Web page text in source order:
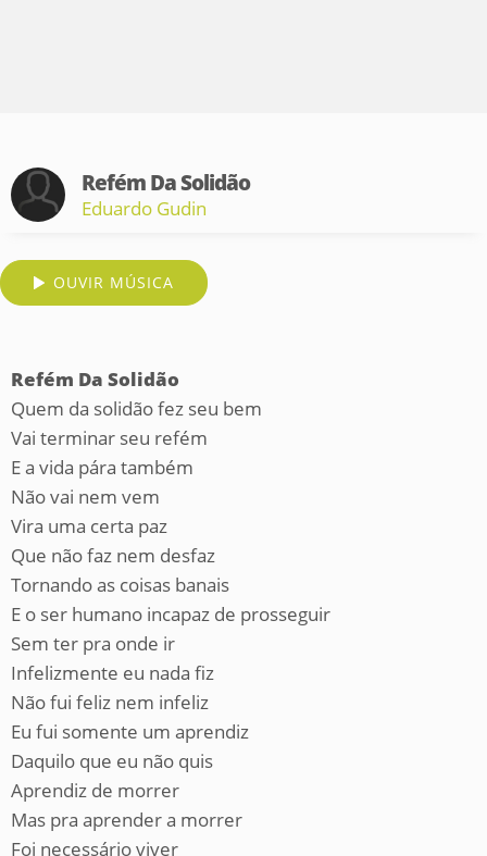
Refém Da Solidão
Eduardo Gudin
OUVIR MÚSICA
Refém Da Solidão
Quem da solidão fez seu bem
Vai terminar seu refém
E a vida pára também
Não vai nem vem
Vira uma certa paz
Que não faz nem desfaz
Tornando as coisas banais
E o ser humano incapaz de prosseguir
Sem ter pra onde ir
Infelizmente eu nada fiz
Não fui feliz nem infeliz
Eu fui somente um aprendiz
Daquilo que eu não quis
Aprendiz de morrer
Mas pra aprender a morrer
Foi necessário viver